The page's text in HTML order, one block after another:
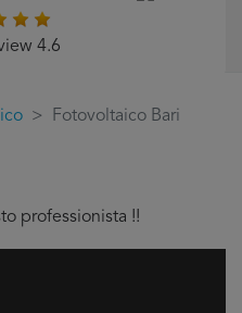
4.6
Fotovoltaico Bari
professionista !!